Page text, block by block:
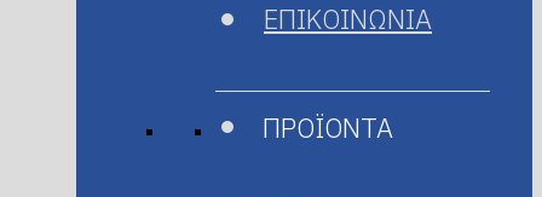
ΕΠΙΚΟΙΝΩΝΙΑ
ΠΡΟΪΟΝΤΑ